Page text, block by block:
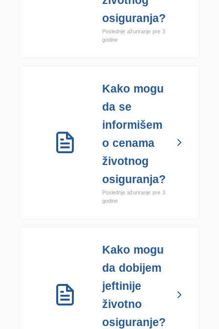
osiguranja?
Poslednje ažuriranje pre 3
godine
Kako mogu
da se
informišem
o cenama
životnog
osiguranja?
Poslednje ažuriranje pre 3
godine
Kako mogu
da dobijem
jeftinije
životno
osiguranje?